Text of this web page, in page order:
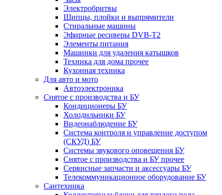
Электробритвы
Щипцы, плойки и выпрямители
Стиральные машины
Эфирные ресиверы DVB-T2
Элементы питания
Машинки для удаления катышков
Техника для дома прочее
Кухонная техника
Для авто и мото
Автоэлектроника
Снятое с производства и БУ
Кондиционеры БУ
Холодильники БУ
Видеонаблюдение БУ
Система контроля и управление доступом
(СКУД) БУ
Системы звукового оповещения БУ
Снятое с производства и БУ прочее
Сервисные запчасти и аксессуары БУ
Телекоммуникационное оборудование БУ
Сантехника